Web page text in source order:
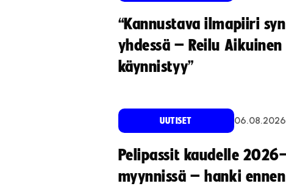
“Kannustava ilmapiiri
yhdessä – Reilu
käynnistyy”
UUTISET 06.08.2026
Pelipassit kaudelle
myynnissä – hanki ennen